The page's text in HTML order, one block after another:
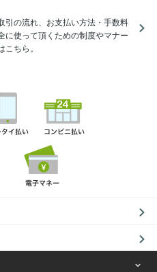
引の流れ、お支払い方法・手数料
に使って頂くための制度やマナー
ちら。